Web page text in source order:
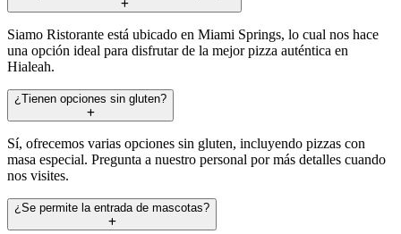
Siamo Ristorante está ubicado en Miami Springs, lo cual nos hace
una opción ideal para disfrutar de la mejor pizza auténtica en
Hialeah.
¿Tienen opciones sin gluten?
Sí, ofrecemos varias opciones sin gluten, incluyendo pizzas con
masa especial. Pregunta a nuestro personal por más detalles cuando
nos visites.
¿Se permite la entrada de mascotas?